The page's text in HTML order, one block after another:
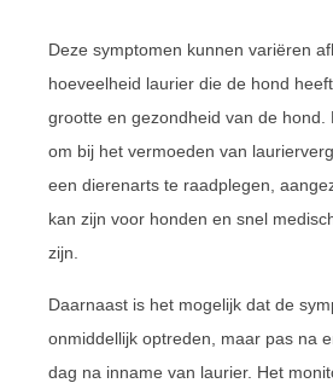
Deze symptomen kunnen variëren
hoeveelheid laurier die de hond
grootte en gezondheid van de hond.
om bij het vermoeden van
een dierenarts te raadplegen,
kan zijn voor honden en snel
zijn.
Daarnaast is het mogelijk dat de
onmiddellijk optreden, maar pas na
dag na inname van laurier. Het